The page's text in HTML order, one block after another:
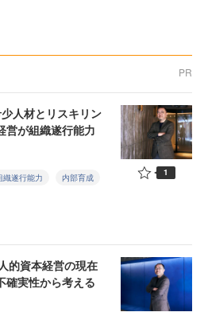
PR
人材とリスキリン
営が組織遂行能力
織遂行能力 内部育成 1
的資本経営の現在
実性から考える